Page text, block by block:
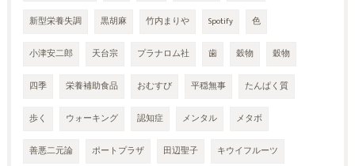
新型栄養失調 黒胡麻 竹内まりや Spotify 色
小津安二郎 天台宗 プラナロム社 歯 穀物 穀物
四季 栄養補助食品 おむすび 平穏無事 たんぱく質
歩く ウォーキング 認知症 メンタル メタボ
善悪二元論 ポートプラザ 田辺聖子 キウイフルーツ